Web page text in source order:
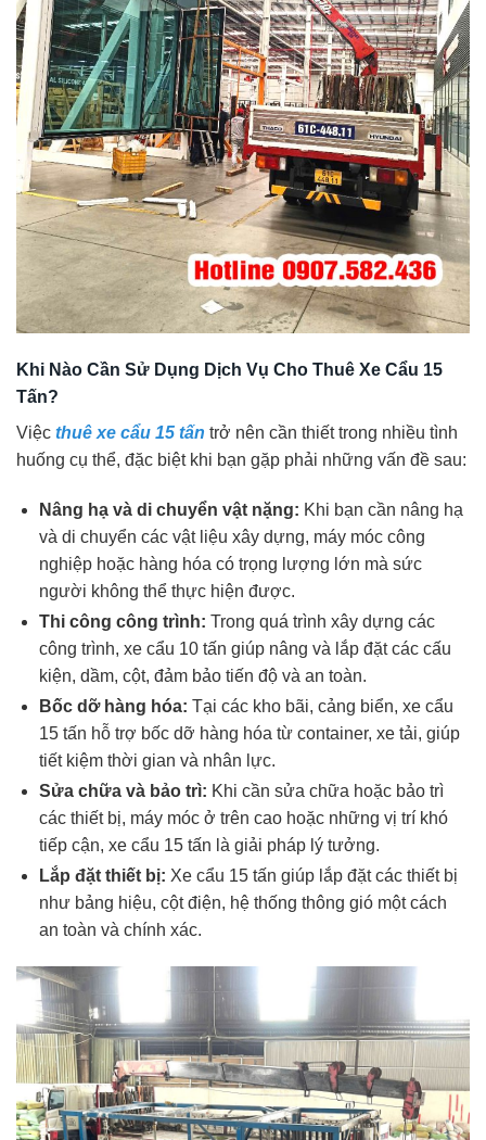
Khi Nào Cần Sử Dụng Dịch Vụ Cho Thuê Xe Cẩu 15
Tấn?
Việc thuê xe cẩu 15 tấn trở nên cần thiết trong nhiều tình
huống cụ thể, đặc biệt khi bạn gặp phải những vấn đề sau:
Nâng hạ và di chuyển vật nặng: Khi bạn cần nâng hạ
và di chuyển các vật liệu xây dựng, máy móc công
nghiệp hoặc hàng hóa có trọng lượng lớn mà sức
người không thể thực hiện được.
Thi công công trình: Trong quá trình xây dựng các
công trình, xe cẩu 10 tấn giúp nâng và lắp đặt các cấu
kiện, dầm, cột, đảm bảo tiến độ và an toàn.
Bốc dỡ hàng hóa: Tại các kho bãi, cảng biển, xe cẩu
15 tấn hỗ trợ bốc dỡ hàng hóa từ container, xe tải, giúp
tiết kiệm thời gian và nhân lực.
Sửa chữa và bảo trì: Khi cần sửa chữa hoặc bảo trì
các thiết bị, máy móc ở trên cao hoặc những vị trí khó
tiếp cận, xe cẩu 15 tấn là giải pháp lý tưởng.
Lắp đặt thiết bị: Xe cẩu 15 tấn giúp lắp đặt các thiết bị
như bảng hiệu, cột điện, hệ thống thông gió một cách
an toàn và chính xác.